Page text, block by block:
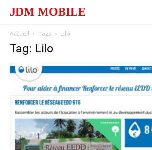
JDM MOBILE
Accueil Tags Lilo
Tag: Lilo